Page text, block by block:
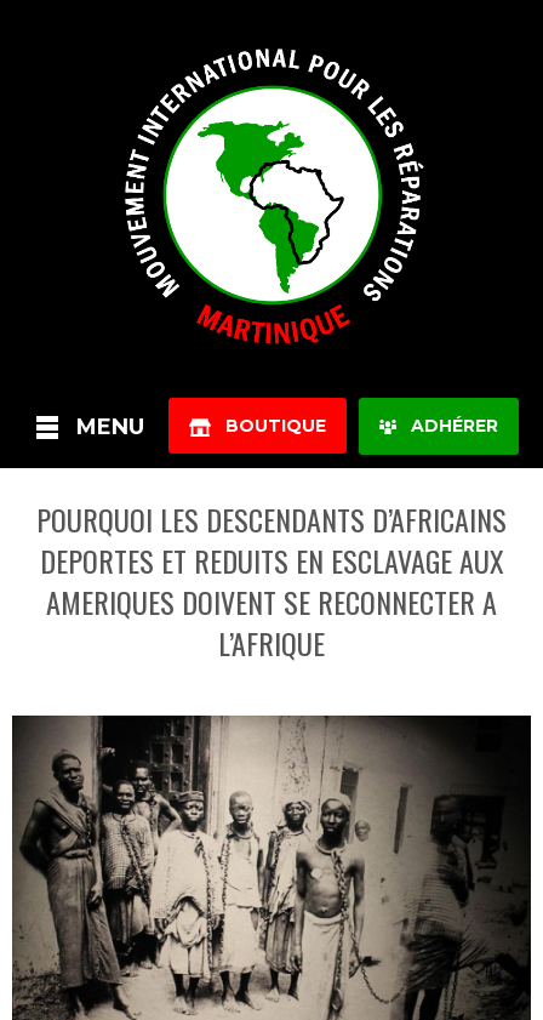
ADHÉRER
BOUTIQUE
MENU
POURQUOI LES DESCENDANTS D’AFRICAINS
DEPORTES ET REDUITS EN ESCLAVAGE AUX
AMERIQUES DOIVENT SE RECONNECTER A
L’AFRIQUE